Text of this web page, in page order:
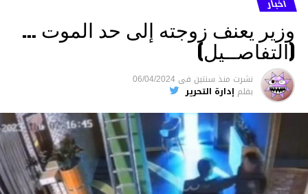
أخبار
وزير يعنف زوجته إلى حد الموت …
(التفاصــيل)
نشرت منذ سنتين فى 06/04/2024
بقلم إدارة التحرير